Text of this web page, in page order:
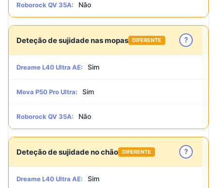
Roborock QV 35A: Não
Deteção de sujidade nas mopas DIFERENTE ?
Dreame L40 Ultra AE: Sim
Mova P50 Pro Ultra: Sim
Roborock QV 35A: Não
Deteção de sujidade no chão DIFERENTE ?
Dreame L40 Ultra AE: Sim